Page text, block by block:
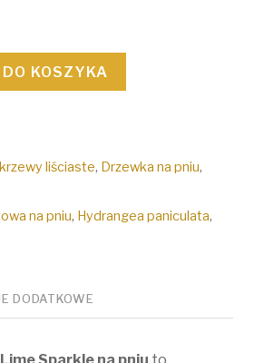
DO KOSZYKA
liściaste, Drzewka na pniu,
na pniu, Hydrangea paniculata,
DODATKOWE